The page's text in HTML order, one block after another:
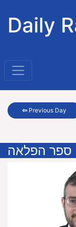
Daily
⇦ Previous Day
ספר הפלאה